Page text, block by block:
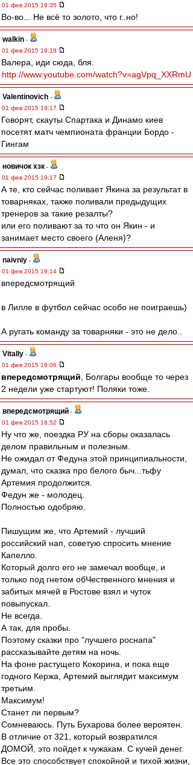
01 фев 2015 19:35
Во-во... Не всё то золото, что г..но!
walkin -
01 фев 2015 19:19
Валера, иди сюда, бля.
http://www.youtube.com/watch?v=agVpq_XXRmU
Valentinovich -
01 фев 2015 19:17
Говорят, скауты Спартака и Динамо киев
посетят матч чемпионата франции Бордо -
Гингам
новичок хзк -
01 фев 2015 19:17
А те, кто сейчас поливает Якина за результат в
товарняках, также поливали предыдущих
тренеров за такие резалты?
или его поливают за то что он Якин - и
занимает место своего (Аленя)?
naivniy -
01 фев 2015 19:14
впередсмотрящий
в Лилле в футбол сейчас особо не поиграешь)
А ругать команду за товарняки - это не дело..
Vitally -
01 фев 2015 19:06
впередсмотрящий , Болгары вообще то через
2 недели уже стартуют! Поляки тоже.
впередсмотрящий -
01 фев 2015 18:52
Ну что же, поездка РУ на сборы оказалась
делом правильным и полезным.
Не ожидал от Федуна этой принципиальности,
думал, что сказка про белого быч...тьфу
Артемия продолжится.
Федун же - молодец.
Полностью одобряю.
Пишущим же, что Артемий - лучший
российский нап, советую спросить мнение
Капелло.
Который долго его не замечал вообще, и
только под гнетом обЧественного мнения и
забитых мячей в Ростове взял и чуток
повыпускал.
Не всегда.
А так, для пробы.
Поэтому сказки про "лучшего роснапа"
рассказывайте детям на ночь.
На фоне растущего Кокорина, и пока еще
годного Кержа, Артемий выглядит максимум
третьим.
Максимум!
Станет ли первым?
Сомневаюсь. Путь Бухарова более вероятен.
В отличие от 321, который возвратился
ДОМОЙ, это пойдет к чужакам. С кучей денег.
Все это способствует спокойной и тихой жизни,